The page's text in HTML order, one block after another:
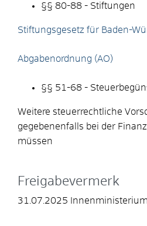
§§ 80-88 - Stiftungen
Stiftungsgesetz für Baden-
Abgabenordnung (AO)
§§ 51-68 -
Weitere steuerrechtliche
gegebenenfalls bei der
müssen
Freigabevermerk
31.07.2025